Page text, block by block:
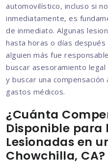
automovilístico, incluso si
inmediatamente, es
de inmediato. Algunas
hasta horas o días
alguien más fue
buscar asesoramiento
y buscar una
gastos médicos.
¿Cuánta
Disponible para
Lesionadas en
Chowchilla, CA?